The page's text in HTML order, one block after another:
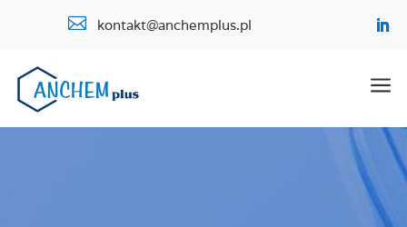
 kontakt@anchemplus.pl
a